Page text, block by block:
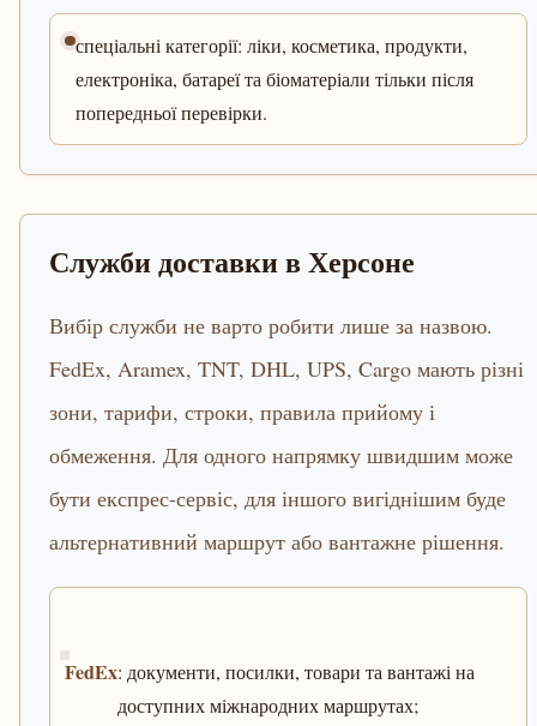
спеціальні категорії: ліки, косметика, продукти,
електроніка, батареї та біоматеріали тільки після
попередньої перевірки.
Служби доставки в Херсоне
Вибір служби не варто робити лише за назвою.
FedEx, Aramex, TNT, DHL, UPS, Cargo мають різні
зони, тарифи, строки, правила прийому і
обмеження. Для одного напрямку швидшим може
бути експрес-сервіс, для іншого вигіднішим буде
альтернативний маршрут або вантажне рішення.
FedEx: документи, посилки, товари та вантажі на
доступних міжнародних маршрутах;